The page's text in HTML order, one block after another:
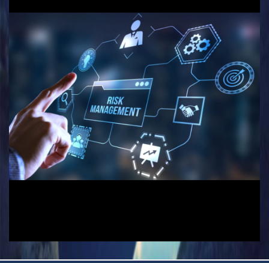
Video